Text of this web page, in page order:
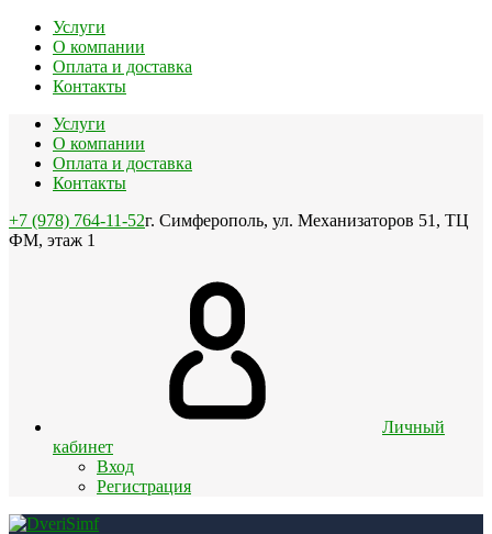
Услуги
О компании
Оплата и доставка
Контакты
Услуги
О компании
Оплата и доставка
Контакты
+7 (978) 764-11-52г. Симферополь, ул. Механизаторов 51, ТЦ
ФМ, этаж 1
Личный
кабинет
Вход
Регистрация